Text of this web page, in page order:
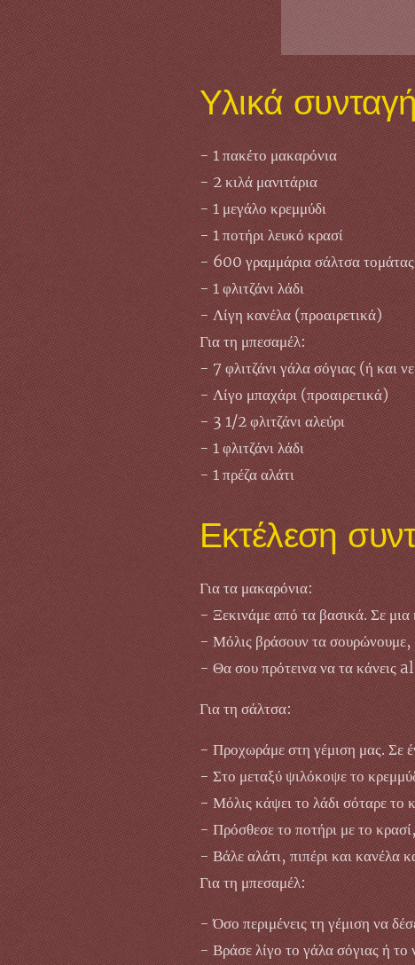
Υλικά
- 1 πακέτο μακαρόνια
- 2 κιλά μανιτάρια
- 1 μεγάλο κρεμμύδι
- 1 ποτήρι λευκό κρασί
- 600 γραμμάρια σάλτσα τομάτας
- 1 φλιτζάνι λάδι
- Λίγη κανέλα (προαιρετικά)
Για τη μπεσαμέλ:
- 7 φλιτζάνι γάλα σόγιας (ή και
- Λίγο μπαχάρι (προαιρετικά)
- 3 1/2 φλιτζάνι αλεύρι
- 1 φλιτζάνι λάδι
- 1 πρέζα αλάτι
Εκτέλεση
Για τα μακαρόνια:
- Ξεκινάμε από τα βασικά. Σε μια
- Μόλις βράσουν τα σουρώνουμε,
- Θα σου πρότεινα να τα κάνεις
Για τη σάλτσα:
- Προχωράμε στη γέμιση μας. Σε
- Στο μεταξύ ψιλόκοψε το
- Μόλις κάψει το λάδι σόταρε το
- Πρόσθεσε το ποτήρι με το
- Βάλε αλάτι, πιπέρι και κανέλα
Για τη μπεσαμέλ:
- Όσο περιμένεις τη γέμιση να
- Βράσε λίγο το γάλα σόγιας ή το